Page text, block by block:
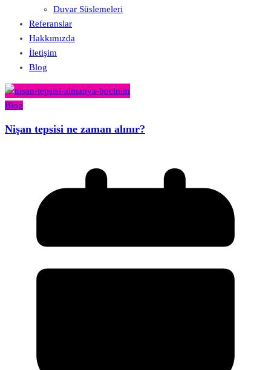
Duvar Süslemeleri
Referanslar
Hakkımızda
İletişim
Blog
Blog
Nişan tepsisi ne zaman alınır?